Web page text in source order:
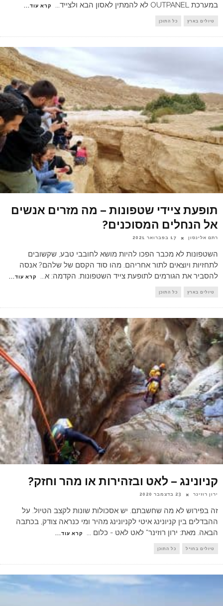
במערכת OUTPANEL לא להמתין לאסון הבא ולצייד
... קרא עוד...
טיולים בארץ כל התוכן
תופעת ציידי שטפונות – מה מזרים אנשים
אל הנחלים המסוכנים?
רתם אלינסון 17 בפברואר 2021
השטפונות לא מכבר הפכו להיות מושא לחובבי טבע, שקשובים
לתחזיות ויוצאים לתור אחריהם. מהו סוד הקסם של שלהם? אנסה
להסביר את הגורמים לתופעת צייד השטפונות. הקדמה: א... קרא עוד...
טיולים בארץ כל התוכן
קניונינג – לאט ובזהירות או מהר וחזק?
ירון רוזינר 23 בדצמבר 2020
זה בפירוש לא מה שחשבתם. יש אסכולות שונות לקצב הטיול. על
ההבדלים בין קניונינג איטי לקניונינג מהיר ומי כנראה צודק, בכתבה
הבאה. מאת: ירון רוזינר* לאט לאט - כלום ... קרא עוד...
טיולים בחו"ל כל התוכן